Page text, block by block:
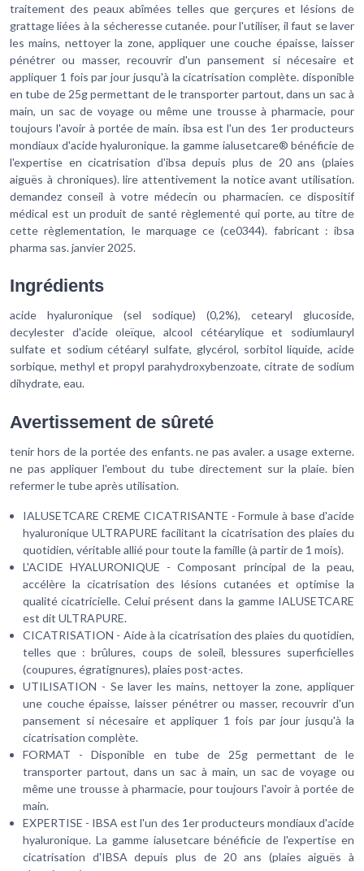
traitement des peaux abîmées telles que gerçures et lésions de
grattage liées à la sécheresse cutanée. pour l'utiliser, il faut se laver
les mains, nettoyer la zone, appliquer une couche épaisse, laisser
pénétrer ou masser, recouvrir d'un pansement si nécesaire et
appliquer 1 fois par jour jusqu'à la cicatrisation complète. disponible
en tube de 25g permettant de le transporter partout, dans un sac à
main, un sac de voyage ou même une trousse à pharmacie, pour
toujours l'avoir à portée de main. ibsa est l'un des 1er producteurs
mondiaux d'acide hyaluronique. la gamme ialusetcare® bénéficie de
l'expertise en cicatrisation d'ibsa depuis plus de 20 ans (plaies
aiguës à chroniques). lire attentivement la notice avant utilisation.
demandez conseil à votre médecin ou pharmacien. ce dispositif
médical est un produit de santé règlementé qui porte, au titre de
cette règlementation, le marquage ce (ce0344). fabricant : ibsa
pharma sas. janvier 2025.
Ingrédients
acide hyaluronique (sel sodique) (0,2%), cetearyl glucoside,
decylester d'acide oleïque, alcool cétéarylique et sodiumlauryl
sulfate et sodium cétéaryl sulfate, glycérol, sorbitol liquide, acide
sorbique, methyl et propyl parahydroxybenzoate, citrate de sodium
dihydrate, eau.
Avertissement de sûreté
tenir hors de la portée des enfants. ne pas avaler. a usage externe.
ne pas appliquer l'embout du tube directement sur la plaie. bien
refermer le tube après utilisation.
IALUSETCARE CREME CICATRISANTE - Formule à base d'acide
hyaluronique ULTRAPURE facilitant la cicatrisation des plaies du
quotidien, véritable allié pour toute la famille (à partir de 1 mois).
L'ACIDE HYALURONIQUE - Composant principal de la peau,
accélère la cicatrisation des lésions cutanées et optimise la
qualité cicatricielle. Celui présent dans la gamme IALUSETCARE
est dit ULTRAPURE.
CICATRISATION - Aide à la cicatrisation des plaies du quotidien,
telles que : brûlures, coups de soleil, blessures superficielles
(coupures, égratignures), plaies post-actes.
UTILISATION - Se laver les mains, nettoyer la zone, appliquer
une couche épaisse, laisser pénétrer ou masser, recouvrir d'un
pansement si nécesaire et appliquer 1 fois par jour jusqu'à la
cicatrisation complète.
FORMAT - Disponible en tube de 25g permettant de le
transporter partout, dans un sac à main, un sac de voyage ou
même une trousse à pharmacie, pour toujours l'avoir à portée de
main.
EXPERTISE - IBSA est l'un des 1er producteurs mondiaux d'acide
hyaluronique. La gamme ialusetcare bénéficie de l'expertise en
cicatrisation d'IBSA depuis plus de 20 ans (plaies aiguës à